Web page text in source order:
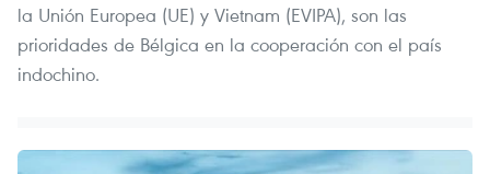
la Unión Europea (UE) y Vietnam (EVIPA), son las
prioridades de Bélgica en la cooperación con el país
indochino.